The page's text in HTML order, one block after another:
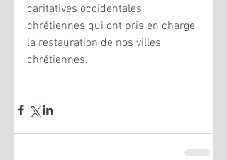
caritatives occidentales
chrétiennes qui ont pris en charge
la restauration de nos villes
chrétiennes.